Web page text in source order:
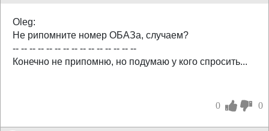
Oleg:
Не рипомните номер ОБАЗа, случаем?
-- -- -- -- -- -- -- -- -- -- -- -- -- -- --
Конечно не припомню, но подумаю у кого спросить...
0 0